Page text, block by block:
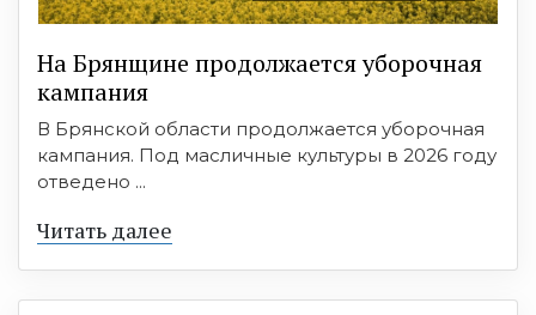
На Брянщине продолжается уборочная
кампания
В Брянской области продолжается уборочная
кампания. Под масличные культуры в 2026 году
отведено ...
Читать далее